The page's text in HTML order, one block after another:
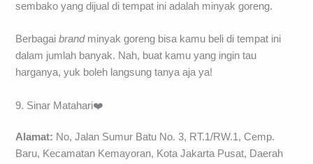
sembako yang dijual di tempat ini adalah minyak goreng.
Berbagaibrand minyak goreng bisa kamu beli di tempat ini
dalam jumlah banyak. Nah, buat kamu yang ingin tau
harganya, yuk boleh langsung tanya aja ya!
9. Sinar Matahari❤️
Alamat: No, Jalan Sumur Batu No. 3, RT.1/RW.1, Cemp.
Baru, Kecamatan Kemayoran, Kota Jakarta Pusat, Daerah